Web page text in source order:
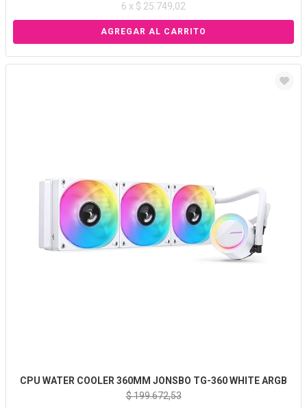
6 x $ 25.749,02
CPU WATER COOLER 360MM JONSBO TG-360 WHITE ARGB
$ 199.672,53